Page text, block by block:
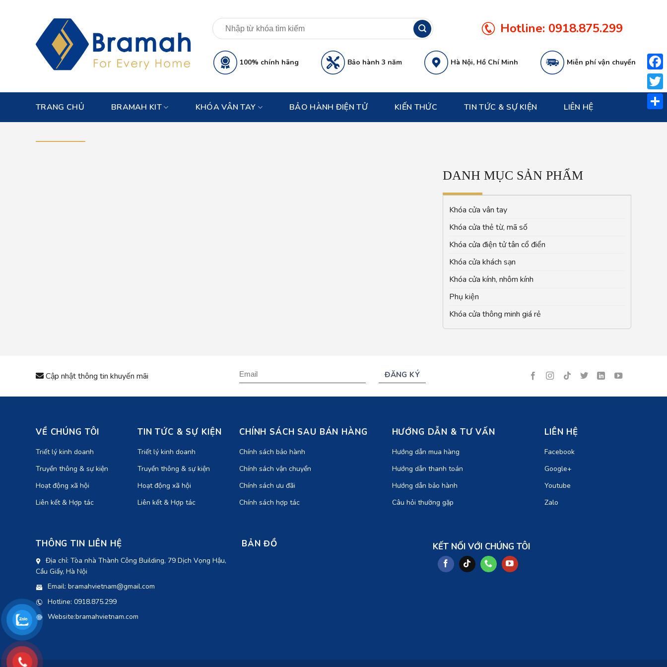
Hotline: 0918.875.299
100% chính hãng Bảo hành 3 năm Hà Nội, Hồ Chí Minh Miễn phí vận chuyển
TRANG CHỦ BRAMAH KIT KHÓA VÂN TAY BẢO HÀNH ĐIỆN TỬ KIẾN THỨC TIN TỨC & SỰ KIỆN LIÊN HỆ
DANH MỤC SẢN PHẨM
Khóa cửa vân tay
Khóa cửa thẻ từ, mã số
Khóa cửa điện tử tân cổ điển
Khóa cửa khách sạn
Khóa cửa kính, nhôm kính
Phụ kiện
Khóa cửa thông minh giá rẻ
Cập nhật thông tin khuyến mãi
VỀ CHÚNG TÔI
Triết lý kinh doanh
Truyền thông & sự kiện
Hoạt động xã hội
Liên kết & Hợp tác
TIN TỨC & SỰ KIỆN
Triết lý kinh doanh
Truyền thông & sự kiện
Hoạt động xã hội
Liên kết & Hợp tác
CHÍNH SÁCH SAU BÁN HÀNG
Chính sách bảo hành
Chính sách vận chuyển
Chính sách ưu đãi
Chính sách hợp tác
HƯỚNG DẪN & TƯ VẤN
Hướng dẫn mua hàng
Hướng dẫn thanh toán
Hướng dẫn bảo hành
Câu hỏi thường gặp
LIÊN HỆ
Facebook
Google+
Youtube
Zalo
THÔNG TIN LIÊN HỆ
Địa chỉ: Tòa nhà Thành Công Building, 79 Dịch Vọng Hậu,
Cầu Giấy, Hà Nội
Email: bramahvietnam@gmail.com
Hotline: 0918.875.299
Website:bramahvietnam.com
BẢN ĐỒ KẾT NỐI VỚI CHÚNG TÔI